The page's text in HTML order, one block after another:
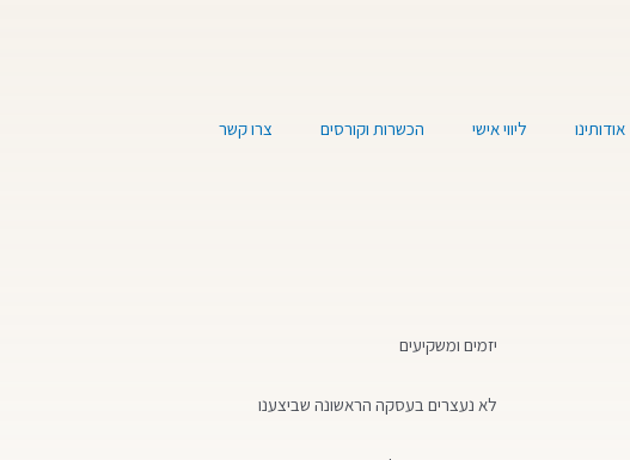
אודותינו ליווי אישי הכשרות וקורסים צרו קשר
יזמים ומשקיעים
לא נעצרים בעסקה הראשונה שביצענו